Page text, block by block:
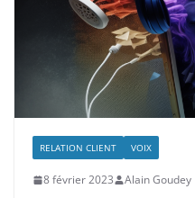
RELATION CLIENT VOIX
8 février 2023 Alain Goudey